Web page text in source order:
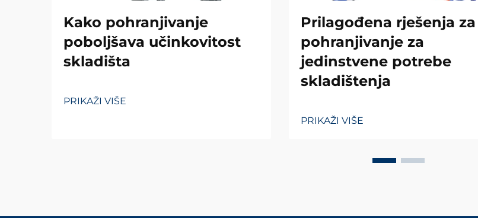
Kako pohranjivanje
poboljšava učinkovitost
skladišta
PRIKAŽI VIŠE
Prilagođena rješenja za
pohranjivanje za
jedinstvene potrebe
skladištenja
PRIKAŽI VIŠE